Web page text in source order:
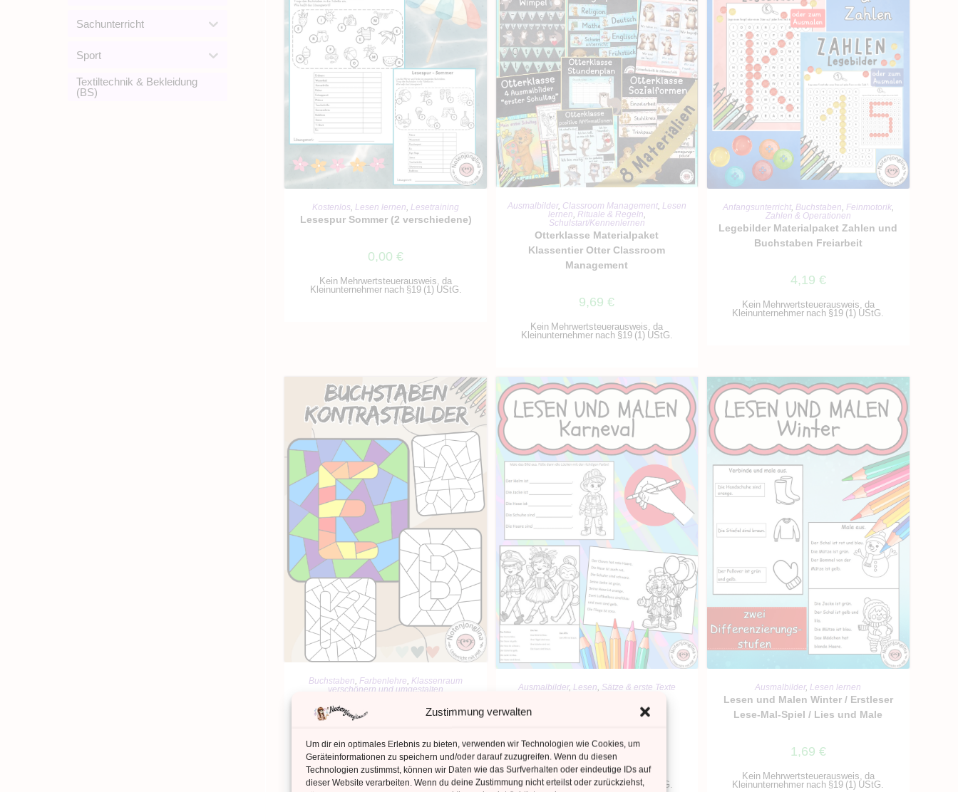
Zustimmung verwalten
Um dir ein optimales Erlebnis zu bieten, verwenden wir Technologien wie Cookies, um
Geräteinformationen zu speichern und/oder darauf zuzugreifen. Wenn du diesen
Technologien zustimmst, können wir Daten wie das Surfverhalten oder eindeutige IDs auf
dieser Website verarbeiten. Wenn du deine Zustimmung nicht erteilst oder zurückziehst,
Sachunterricht
Sport
Textiltechnik & Bekleidung
(BS)
IN DEN WARENKORB
Kostenlos,Lesen lernen,Lesetraining
Lesespur Sommer (2 verschiedene)
0,00€
Kein Mehrwertsteuerausweis, da
Kleinunternehmer nach §19 (1) UStG.
IN DEN WARENKORB
Ausmalbilder, Classroom Management, Lesen
lernen, Rituale & Regeln,
Schulstart/Kennenlernen
Otterklasse Materialpaket
Klassentier Otter Classroom
Management
9,69€
Kein Mehrwertsteuerausweis, da
Kleinunternehmer nach §19 (1) UStG.
IN DEN WARENKORB
Anfangsunterricht, Buchstaben, Feinmotorik,
Zahlen & Operationen
Legebilder Materialpaket Zahlen und
Buchstaben Freiarbeit
4,19 €
Kein Mehrwertsteuerausweis, da
Kleinunternehmer nach §19 (1) UStG.
IN DEN WARENKORB
Buchstaben,Farbenlehre,Klassenraum
verschönern und umgestalten
Kontrastbilder Warm-Kalt ABC
1,69€
Kein Mehrwertsteuerausweis, da
Kleinunternehmer nach §19 (1) UStG.
IN DEN WARENKORB
Ausmalbilder, Lesen, Sätze & erste Texte
Fasching / Fastnacht
1,69€
Kein Mehrwertsteuerausweis, da
Kleinunternehmer nach §19 (1) UStG.
IN DEN WARENKORB
Ausmalbilder,Lesen lernen
Lesen und Malen Winter / Erstleser
Lese-Mal-Spiel / Lies und Male
1,69 €
Kein Mehrwertsteuerausweis, da
Kleinunternehmer nach §19 (1) UStG.